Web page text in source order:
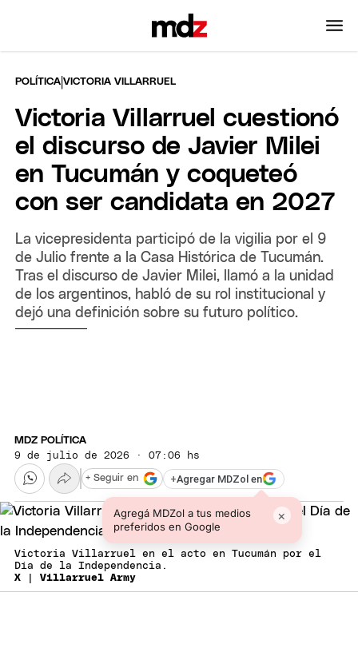
POLÍTICA |VICTORIA VILLARRUEL
Victoria Villarruel cuestionó
el discurso de Javier Milei
en Tucumán y coqueteó
con ser candidata en 2027
La vicepresidenta participó de la vigilia por el 9
de Julio frente a la Casa Histórica de Tucumán.
Tras el discurso de Javier Milei, llamó a la unidad
de los argentinos, habló de su rol institucional y
dejó una definición sobre su futuro político.
MDZ POLÍTICA
9 de julio de 2026 · 07:06 hs
+Agregar MDZol en
Agregá MDZol a tus medios
preferidos en Google
×
+ Seguir en
Victoria Villarruel en el acto en Tucumán por el
Día de la Independencia.
X | Villarruel Army